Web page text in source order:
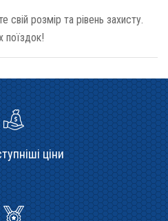
свій розмір та рівень захисту.
поїздок!
ціни